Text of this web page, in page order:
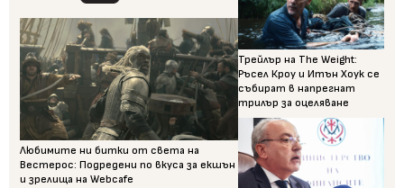
Любимите ни битки от света на
Вестерос: Подредени по вкуса за екшън
и зрелища на Webcafe
Трейлър на The Weight:
Ръсел Кроу и Итън Хоук се
събират в напрегнат
трилър за оцеляване